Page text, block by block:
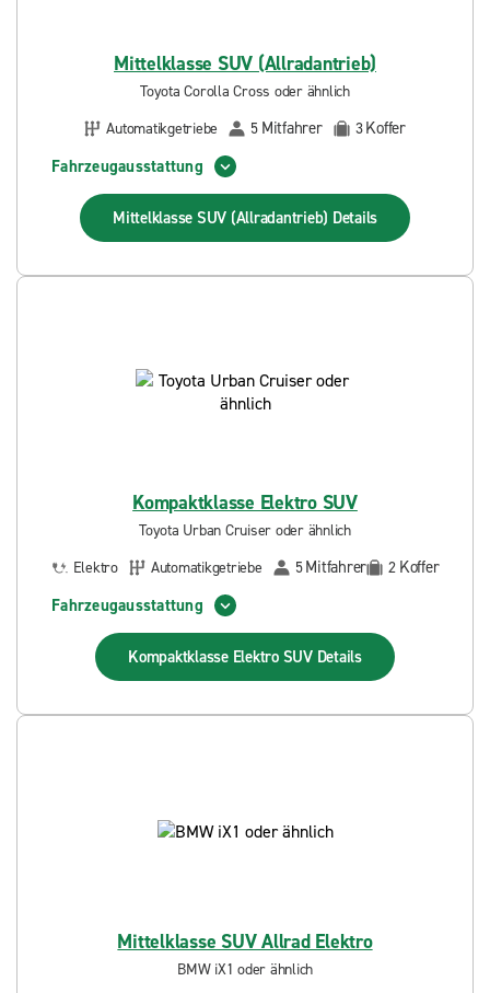
Mittelklasse SUV (Allradantrieb)
Toyota Corolla Cross oder ähnlich
Automatikgetriebe
5 Mitfahrer 3Koffer
Fahrzeugausstattung
Mittelklasse SUV (Allradantrieb) Details
Kompaktklasse Elektro SUV
Toyota Urban Cruiser oder ähnlich
Elektro
Automatikgetriebe 5Mitfahrer 2 Koffer
Fahrzeugausstattung
Kompaktklasse Elektro SUV Details
Mittelklasse SUV Allrad Elektro
BMW iX1 oder ähnlich